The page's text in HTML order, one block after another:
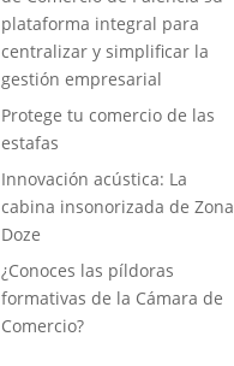
plataforma integral para
centralizar y simplificar la
gestión empresarial
Protege tu comercio de las
estafas
Innovación acústica: La
cabina insonorizada de Zona
Doze
¿Conoces las píldoras
formativas de la Cámara de
Comercio?